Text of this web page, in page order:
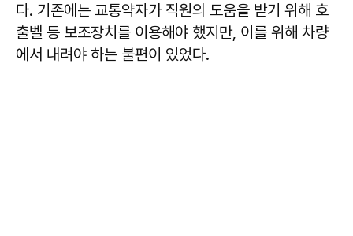
다. 기존에는 교통약자가 직원의 도움을 받기 위해 호
출벨 등 보조장치를 이용해야 했지만, 이를 위해 차량
에서 내려야 하는 불편이 있었다.